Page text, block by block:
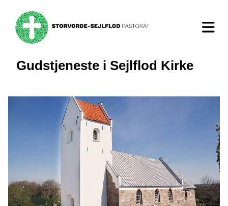
Gudstjeneste i Sejlflod Kirke